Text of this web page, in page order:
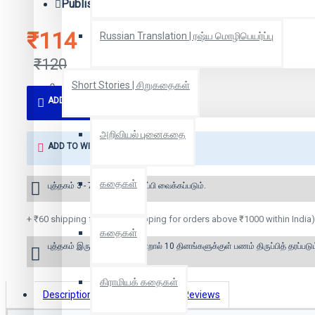
Russian Translation | ரஷ்ய மொழிபெயர்ப்பு
Short Stories | சிறுகதைகள்
அறிவியல் புனைகதை
கதைகள்
கதைகள்
கிராமியக் கதைகள்
₹114
₹120
Publisher:
ADD TO CART
ADD TO WISH LIST
புத்தகம் 3 - 7 நாட்களில் அனுப்பி வைக்கப்படும்.
+ ₹60 shipping fee* (Free shipping for orders above ₹1000 within India)
புத்தகம் இருப்பில் இல்லை என்றால் 10 தினங்களுக்குள் பணம் திருப்பித்
Description Reviews